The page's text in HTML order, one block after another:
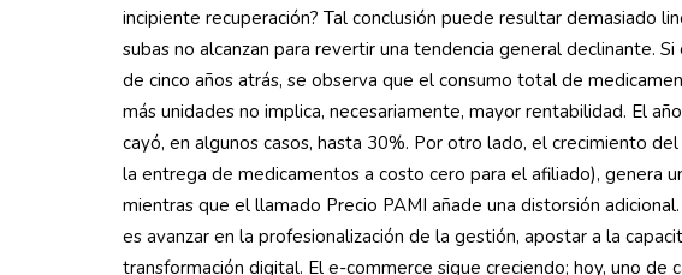
incipiente recuperación? Tal conclusión puede resultar demasiado
subas no alcanzan para revertir una tendencia general declinante.
de cinco años atrás, se observa que el consumo total de
más unidades no implica, necesariamente, mayor rentabilidad. El
cayó, en algunos casos, hasta 30%. Por otro lado, el crecimiento
la entrega de medicamentos a costo cero para el afiliado), genera
mientras que el llamado Precio PAMI añade una distorsión
es avanzar en la profesionalización de la gestión, apostar a la
transformación digital. El e-commerce sigue creciendo; hoy, uno de